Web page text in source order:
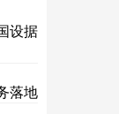
设据
落地